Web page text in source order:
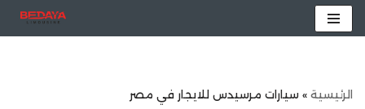
الرئيسية » سيارات مرسيدس للايجار في مصر